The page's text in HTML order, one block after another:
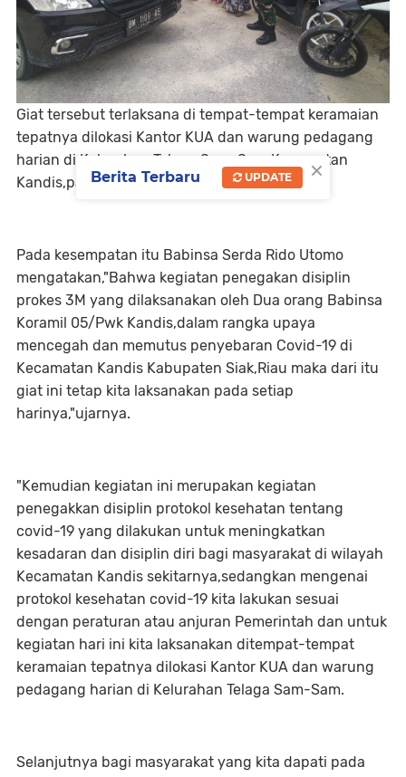
Giat tersebut terlaksana di tempat-tempat keramaian
tepatnya dilokasi Kantor KUA dan warung pedagang
harian di Kelurahan Telaga Sam-Sam Kecamatan
Kandis,pada Kamis pagi,07 Juli 2022.
Pada kesempatan itu Babinsa Serda Rido Utomo
mengatakan,"Bahwa kegiatan penegakan disiplin
prokes 3M yang dilaksanakan oleh Dua orang Babinsa
Koramil 05/Pwk Kandis,dalam rangka upaya
mencegah dan memutus penyebaran Covid-19 di
Kecamatan Kandis Kabupaten Siak,Riau maka dari itu
giat ini tetap kita laksanakan pada setiap
harinya,"ujarnya.
"Kemudian kegiatan ini merupakan kegiatan
penegakkan disiplin protokol kesehatan tentang
covid-19 yang dilakukan untuk meningkatkan
kesadaran dan disiplin diri bagi masyarakat di wilayah
Kecamatan Kandis sekitarnya,sedangkan mengenai
protokol kesehatan covid-19 kita lakukan sesuai
dengan peraturan atau anjuran Pemerintah dan untuk
kegiatan hari ini kita laksanakan ditempat-tempat
keramaian tepatnya dilokasi Kantor KUA dan warung
pedagang harian di Kelurahan Telaga Sam-Sam.
Selanjutnya bagi masyarakat yang kita dapati pada
×
Berita Terbaru UPDATE